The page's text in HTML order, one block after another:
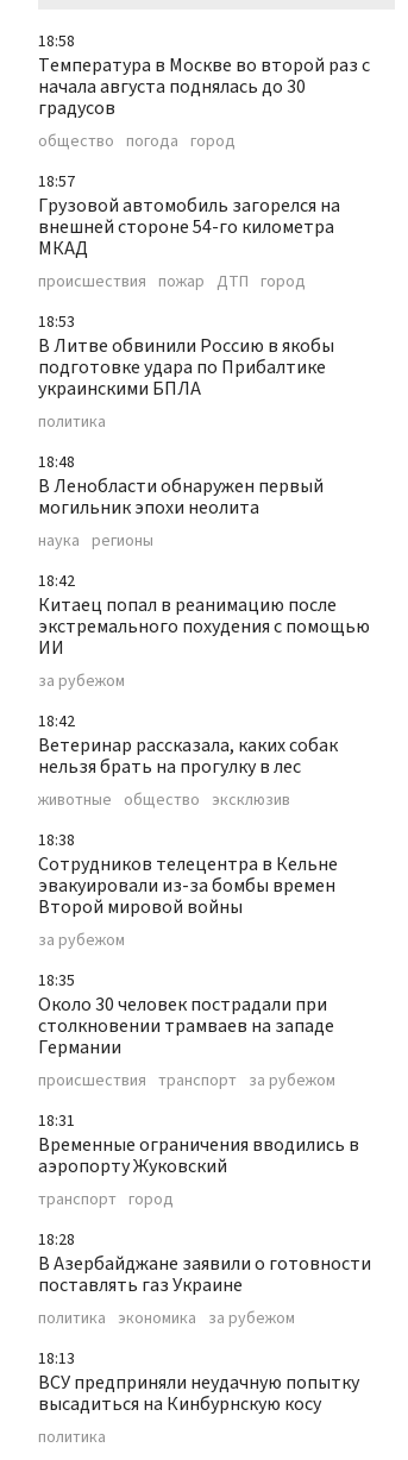
18:58
Температура в Москве во второй раз с
начала августа поднялась до 30
градусов
общество погода город
18:57
Грузовой автомобиль загорелся на
внешней стороне 54-го километра
МКАД
происшествия пожар ДТП город
18:53
В Литве обвинили Россию в якобы
подготовке удара по Прибалтике
украинскими БПЛА
политика
18:48
В Ленобласти обнаружен первый
могильник эпохи неолита
наука регионы
18:42
Китаец попал в реанимацию после
экстремального похудения с помощью
ИИ
за рубежом
18:42
Ветеринар рассказала, каких собак
нельзя брать на прогулку в лес
животные общество эксклюзив
18:38
Сотрудников телецентра в Кельне
эвакуировали из-за бомбы времен
Второй мировой войны
за рубежом
18:35
Около 30 человек пострадали при
столкновении трамваев на западе
Германии
происшествия транспорт за рубежом
18:31
Временные ограничения вводились в
аэропорту Жуковский
транспорт город
18:28
В Азербайджане заявили о готовности
поставлять газ Украине
политика экономика за рубежом
18:13
ВСУ предприняли неудачную попытку
высадиться на Кинбурнскую косу
политика